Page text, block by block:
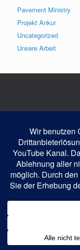
Pavement Ministry
Projekt Ankur
Uncategorized
Unsere Arbeit
Blog
Mitgliedschaft
Kontakt
Über uns
Datenschutzerklärung
Impressum